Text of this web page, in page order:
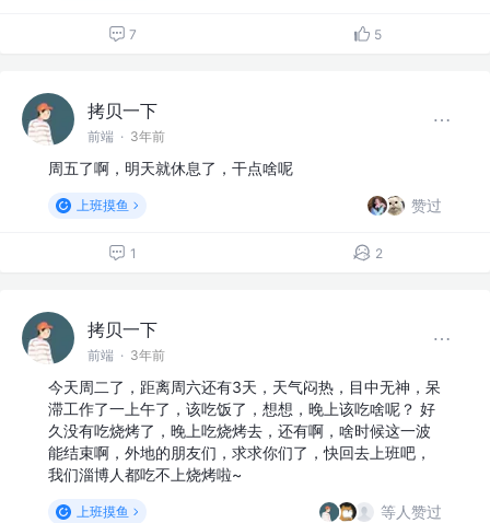
7 5
拷贝一下
前端 · 3年前
周五了啊，明天就休息了，干点啥呢
上班摸鱼 赞过
1 2
拷贝一下
前端 · 3年前
今天周二了，距离周六还有3天，天气闷热，目中无神，呆
滞工作了一上午了，该吃饭了，想想，晚上该吃啥呢？ 好
久没有吃烧烤了，晚上吃烧烤去，还有啊，啥时候这一波
能结束啊，外地的朋友们，求求你们了，快回去上班吧，
我们淄博人都吃不上烧烤啦~
上班摸鱼 等人赞过